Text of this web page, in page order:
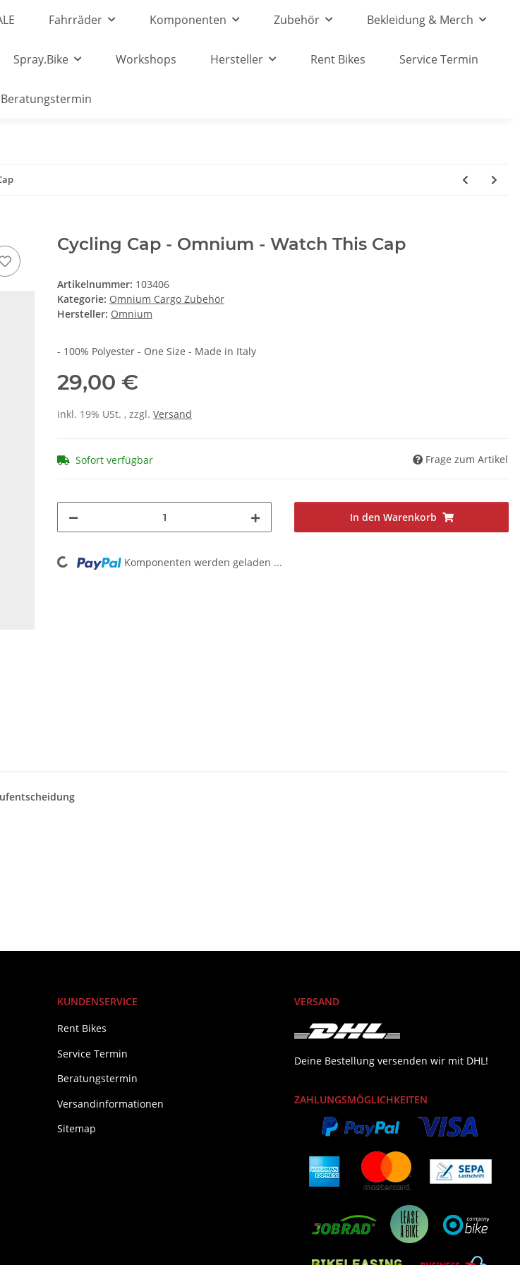
Fahrräder Komponenten Zubehör Bekleidung & Merch
Spray.Bike Workshops Hersteller Rent Bikes Service Termin
Beratungstermin
Cycling Cap - Omnium - Watch This Cap
Artikelnummer: 103406
Kategorie: Omnium Cargo Zubehör
Hersteller: Omnium
- 100% Polyester - One Size - Made in Italy
29,00 €
inkl. 19% USt. , zzgl. Versand
Sofort verfügbar Frage zum Artikel
In den Warenkorb
Loading... Komponenten werden geladen ...
KUNDENSERVICE
Rent Bikes
Service Termin
Beratungstermin
Versandinformationen
Sitemap
VERSAND
Deine Bestellung versenden wir mit DHL!
ZAHLUNGSMÖGLICHKEITEN